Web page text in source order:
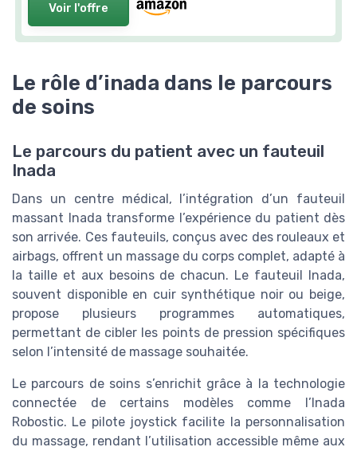
Voir l'offre
Le rôle d’inada dans le parcours
de soins
Le parcours du patient avec un fauteuil
Inada
Dans un centre médical, l’intégration d’un fauteuil
massant Inada transforme l’expérience du patient dès
son arrivée. Ces fauteuils, conçus avec des rouleaux et
airbags, offrent un massage du corps complet, adapté à
la taille et aux besoins de chacun. Le fauteuil Inada,
souvent disponible en cuir synthétique noir ou beige,
propose plusieurs programmes automatiques,
permettant de cibler les points de pression spécifiques
selon l’intensité de massage souhaitée.
Le parcours de soins s’enrichit grâce à la technologie
connectée de certains modèles comme l’Inada
Robostic. Le pilote joystick facilite la personnalisation
du massage, rendant l’utilisation accessible même aux